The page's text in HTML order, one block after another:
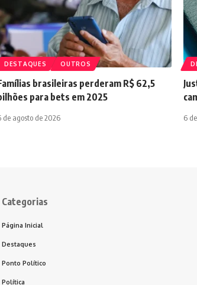
DESTAQUES OUTROS
brasileiras perderam R$ 62,5
para bets em 2025
de agosto de 2026 6
Categorias
Página Inicial
Destaques
Ponto Político
Política